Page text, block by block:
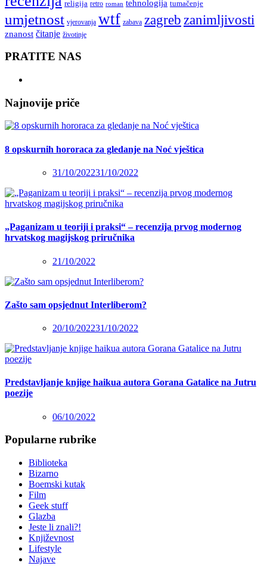
religija retro roman tehnologija tumačenje
umjetnost vjerovanja wtf zabava zagreb zanimljivosti
znanost čitanje životinje
PRATITE NAS
Najnovije priče
8 opskurnih hororaca za gledanje na Noć vještica
31/10/202231/10/2022
„Paganizam u teoriji i praksi“ – recenzija prvog modernog
hrvatskog magijskog priručnika
21/10/2022
Zašto sam opsjednut Interliberom?
20/10/202231/10/2022
Predstavljanje knjige haikua autora Gorana Gatalice na Jutru
poezije
06/10/2022
Popularne rubrike
Biblioteka
Bizarno
Boemski kutak
Film
Geek stuff
Glazba
Jeste li znali?!
Književnost
Lifestyle
Najave